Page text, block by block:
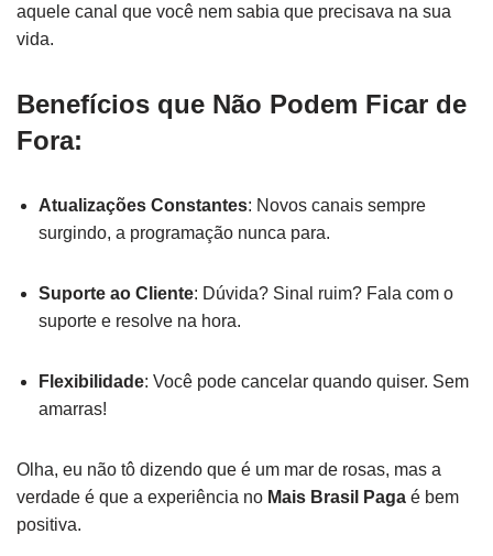
aquele canal que você nem sabia que precisava na sua
vida.
Benefícios que Não Podem Ficar de
Fora:
Atualizações Constantes: Novos canais sempre
surgindo, a programação nunca para.
Suporte ao Cliente: Dúvida? Sinal ruim? Fala com o
suporte e resolve na hora.
Flexibilidade: Você pode cancelar quando quiser. Sem
amarras!
Olha, eu não tô dizendo que é um mar de rosas, mas a
verdade é que a experiência no Mais Brasil Paga é bem
positiva.